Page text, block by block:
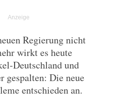
Regierung nicht
wirkt es heute
Deutschland und
gespalten: Die neue
entschieden an.